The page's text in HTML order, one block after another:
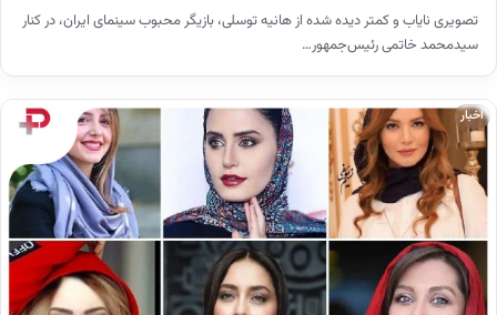
تصویری نایاب و کمتر دیده شده از هانیه توسلی، بازیگر محبوب سینمای ایران، در کنار
سیدمحمد خاتمی رئیس‌جمهور…
اخبار